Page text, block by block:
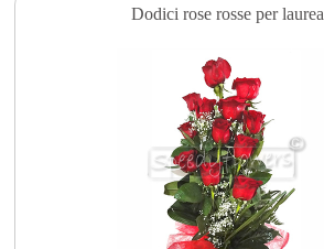
Dodici rose rosse per laurea